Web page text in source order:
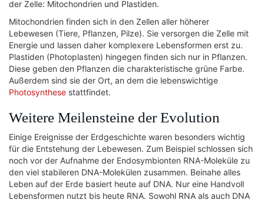
der Zelle: Mitochondrien und Plastiden.
Mitochondrien finden sich in den Zellen aller höherer
Lebewesen (Tiere, Pflanzen, Pilze). Sie versorgen die Zelle mit
Energie und lassen daher komplexere Lebensformen erst zu.
Plastiden (Photoplasten) hingegen finden sich nur in Pflanzen.
Diese geben den Pflanzen die charakteristische grüne Farbe.
Außerdem sind sie der Ort, an dem die lebenswichtige
Photosynthese stattfindet.
Weitere Meilensteine der Evolution
Einige Ereignisse der Erdgeschichte waren besonders wichtig
für die Entstehung der Lebewesen. Zum Beispiel schlossen sich
noch vor der Aufnahme der Endosymbionten RNA-Moleküle zu
den viel stabileren DNA-Molekülen zusammen. Beinahe alles
Leben auf der Erde basiert heute auf DNA. Nur eine Handvoll
Lebensformen nutzt bis heute RNA. Sowohl RNA als auch DNA